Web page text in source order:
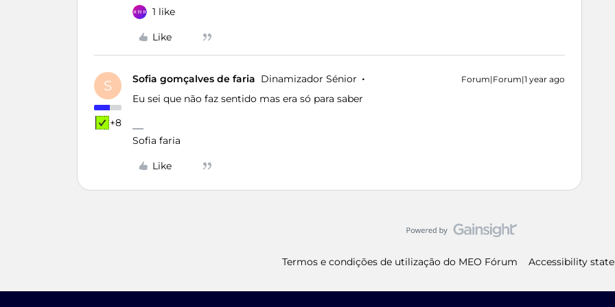
1 like
Like
S
+8
Sofia gomçalves de faria Dinamizador Sénior Forum|Forum|1 year ago
Eu sei que não faz sentido mas era só para saber
Sofia faria
Like
Termos e condições de utilização do MEO Fórum Accessibility